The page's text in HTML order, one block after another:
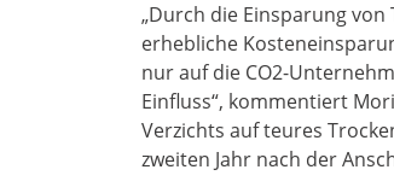
„Durch die Einsparung
erhebliche
nur auf die CO2-
Einfluss“, kommentiert
Verzichts auf teures
zweiten Jahr nach der